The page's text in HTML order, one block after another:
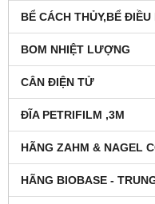
BỂ CÁCH THỦY,BỂ ĐIỀU
BOM NHIỆT LƯỢNG
CÂN ĐIỆN TỬ
ĐĨA PETRIFILM ,3M
HÃNG ZAHM & NAGEL
HÃNG BIOBASE -